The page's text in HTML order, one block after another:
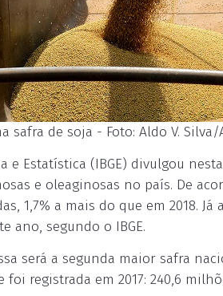
safra de soja - Foto: Aldo V. Silva/
e Estatística (IBGE) divulgou
e oleaginosas no país. De
1,7% a mais do que em 2018.
ano, segundo o IBGE.
será a segunda maior safra
foi registrada em 2017: 240,6